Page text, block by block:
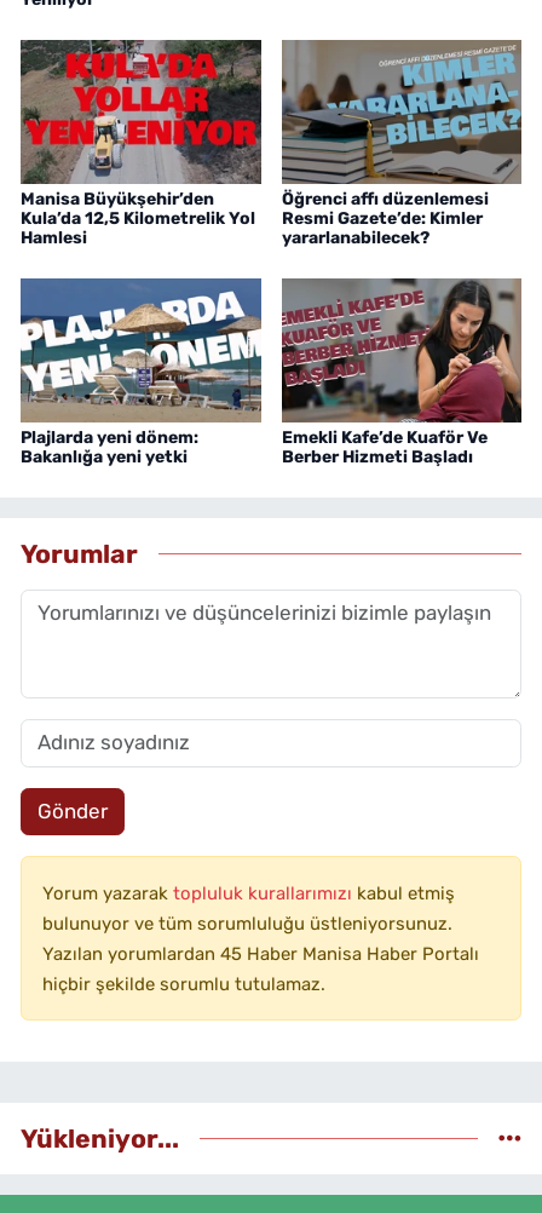
Manisa Büyükşehir’den
Kula’da 12,5 Kilometrelik Yol
Hamlesi
Öğrenci affı düzenlemesi
Resmi Gazete’de: Kimler
yararlanabilecek?
Plajlarda yeni dönem:
Bakanlığa yeni yetki
Emekli Kafe’de Kuaför Ve
Berber Hizmeti Başladı
Yorumlar
Gönder
Yorum yazarak topluluk kurallarımızı kabul etmiş
bulunuyor ve tüm sorumluluğu üstleniyorsunuz.
Yazılan yorumlardan 45 Haber Manisa Haber Portalı
hiçbir şekilde sorumlu tutulamaz.
Yükleniyor...